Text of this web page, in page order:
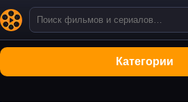
Категории